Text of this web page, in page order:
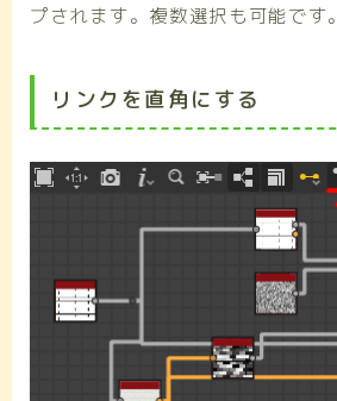
プされます。複数選択も可能です。
リンクを直角にする